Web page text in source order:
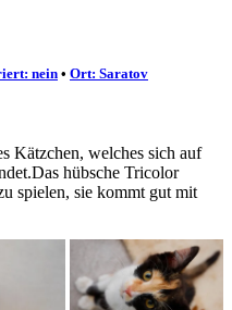
nein• Ort: Saratov
Kätzchen, welches sich auf
hübsche Tricolor
spielen, sie kommt gut mit